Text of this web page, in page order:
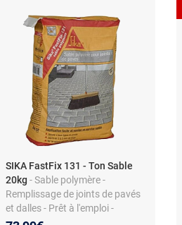
SIKA FastFix 131 - Ton Sable
20kg - Sable polymère -
Remplissage de joints de pavés
et dalles - Prêt à l'emploi -
Application facile - Résistance